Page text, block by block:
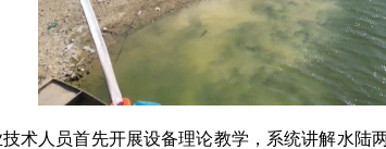
术人员首先开展设备理论教学，系统讲解水陆